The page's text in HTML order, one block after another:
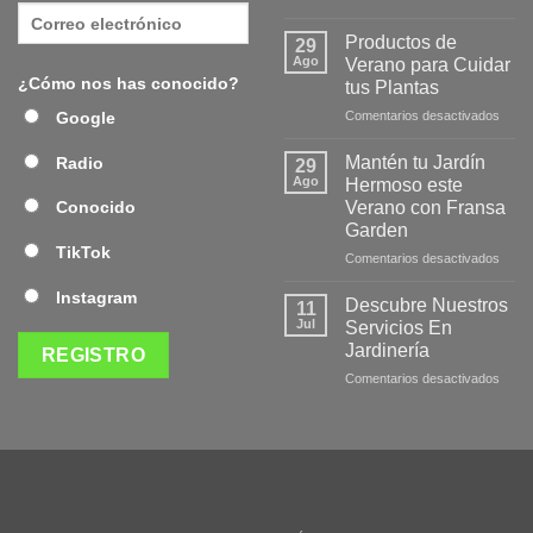
¿Cómo nos has conocido?
Google
Radio
Conocido
TikTok
Instagram
Página
29
Ago
Productos de
Verano para Cuidar
tus Plantas
Comentarios desactivados
Cuidar
29
Ago
Mantén tu Jardín
Hermoso este
Verano con Fransa
Garden
Comentarios desactivados
11
Jul
Descubre Nuestros
Servicios En
Jardinería
Comentarios desactivados